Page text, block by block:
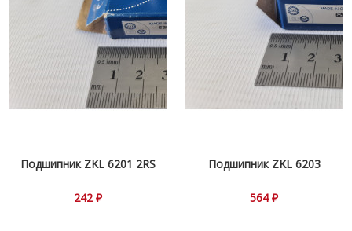
Подшипник ZKL 6201 2RS
242 ₽
Подшипник ZKL 6203
564 ₽